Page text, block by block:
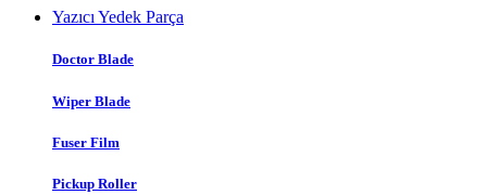
Yazıcı Yedek Parça
Doctor Blade
Wiper Blade
Fuser Film
Pickup Roller